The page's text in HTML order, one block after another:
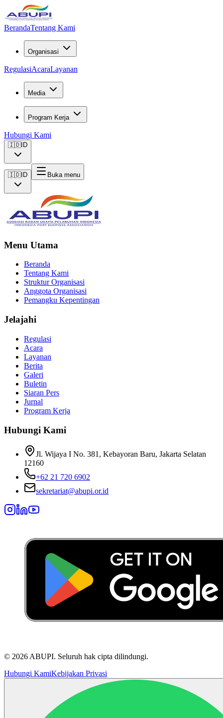
BerandaTentang Kami
Organisasi
RegulasiAcaraLayanan
Media
Program Kerja
Hubungi Kami
🇮🇩ID
🇮🇩ID Buka menu
Menu Utama
Beranda
Tentang Kami
Struktur Organisasi
Anggota Organisasi
Pemangku Kepentingan
Jelajahi
Regulasi
Acara
Layanan
Berita
Galeri
Buletin
Siaran Pers
Jurnal
Program Kerja
Hubungi Kami
Jl. Wijaya I No. 381, Kebayoran Baru, Jakarta Selatan
12160
+62 21 720 6902
sekretariat@abupi.or.id
© 2026 ABUPI. Seluruh hak cipta dilindungi.
Hubungi KamiKebijakan Privasi